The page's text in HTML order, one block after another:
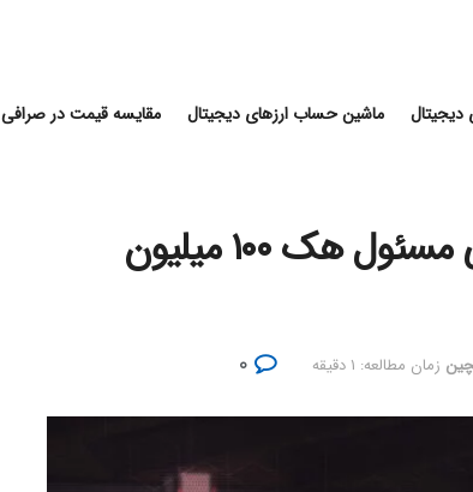
دیجیتال ماشین حساب ارزهای دیجیتال مقایسه قیمت در صرافی
گزارش الیپتیک: لازاروس کره شمالی مسئول هک ۱۰۰ میلیون
زمان مطالعه: ۱ دقیقه